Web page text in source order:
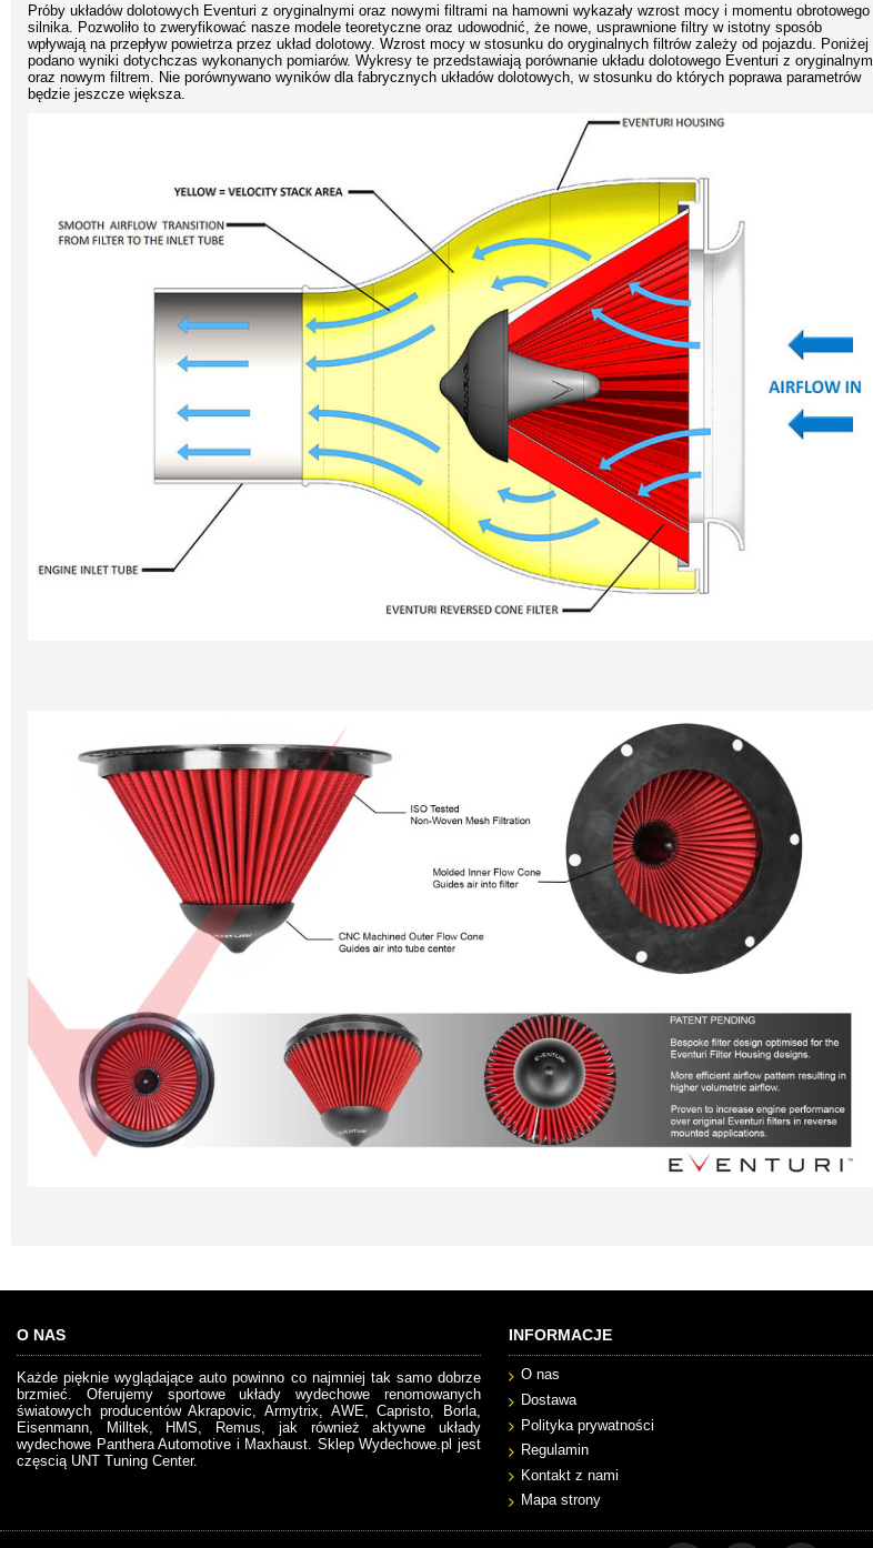
Próby układów dolotowych Eventuri z oryginalnymi oraz nowymi filtrami na hamowni wykazały wzrost mocy i momentu obrotowego
silnika. Pozwoliło to zweryfikować nasze modele teoretyczne oraz udowodnić, że nowe, usprawnione filtry w istotny sposób
wpływają na przepływ powietrza przez układ dolotowy. Wzrost mocy w stosunku do oryginalnych filtrów zależy od pojazdu. Poniżej
podano wyniki dotychczas wykonanych pomiarów. Wykresy te przedstawiają porównanie układu dolotowego Eventuri z oryginalnym
oraz nowym filtrem. Nie porównywano wyników dla fabrycznych układów dolotowych, w stosunku do których poprawa parametrów
będzie jeszcze większa.
O NAS
Każde pięknie wyglądające auto powinno co najmniej tak samo dobrze
brzmieć. Oferujemy sportowe układy wydechowe renomowanych
światowych producentów Akrapovic, Armytrix, AWE, Capristo, Borla,
Eisenmann, Milltek, HMS, Remus, jak również aktywne układy
wydechowe Panthera Automotive i Maxhaust. Sklep Wydechowe.pl jest
częscią UNT Tuning Center.
INFORMACJE
O nas
Dostawa
Polityka prywatności
Regulamin
Kontakt z nami
Mapa strony